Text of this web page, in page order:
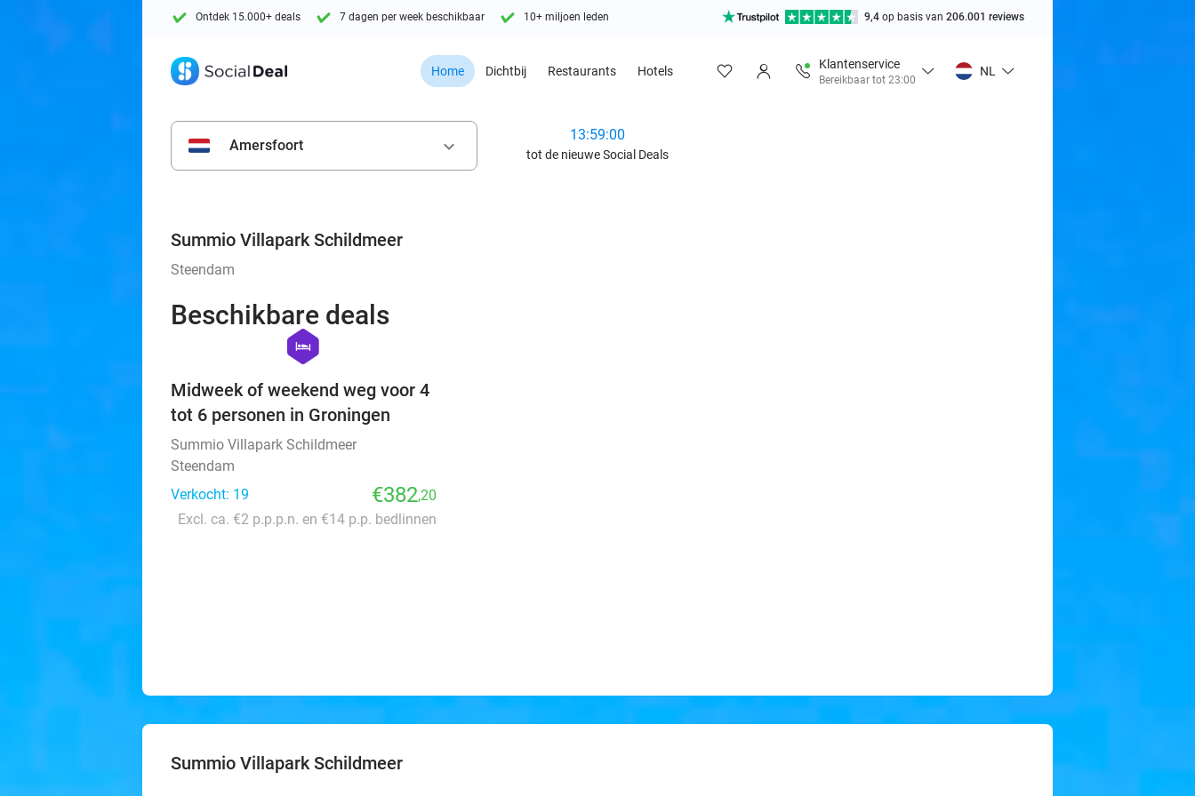
Ontdek 15.000+ deals 7 dagen per week beschikbaar 10+ miljoen leden 9,4 op basis van 206.001 reviews
Home Dichtbij Restaurants Hotels
Klantenservice
Bereikbaar tot 23:00
NL
Amersfoort keyboard_arrow_down
13:58:59
tot de nieuwe Social Deals
Summio Villapark Schildmeer
Steendam
Beschikbare deals
hexagon
hotel
Midweek of weekend weg voor 4
tot 6 personen in Groningen
Summio Villapark Schildmeer
Steendam
Verkocht: 19
€382,20
Excl. ca. €2 p.p.p.n. en €14 p.p. bedlinnen
Summio Villapark Schildmeer